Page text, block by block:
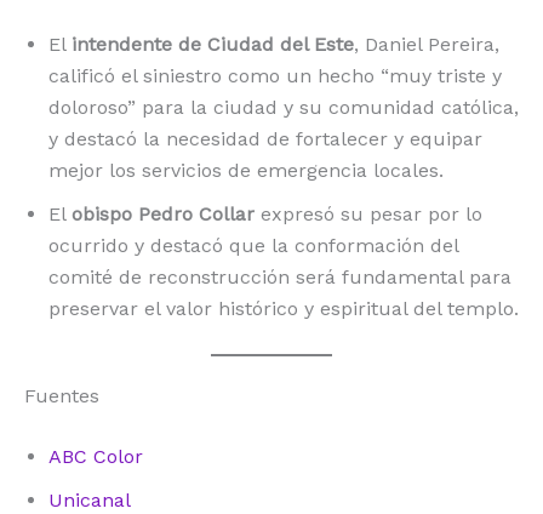
El intendente de Ciudad del Este, Daniel Pereira,
calificó el siniestro como un hecho “muy triste y
doloroso” para la ciudad y su comunidad católica,
y destacó la necesidad de fortalecer y equipar
mejor los servicios de emergencia locales.
El obispo Pedro Collar expresó su pesar por lo
ocurrido y destacó que la conformación del
comité de reconstrucción será fundamental para
preservar el valor histórico y espiritual del templo.
Fuentes
ABC Color
Unicanal